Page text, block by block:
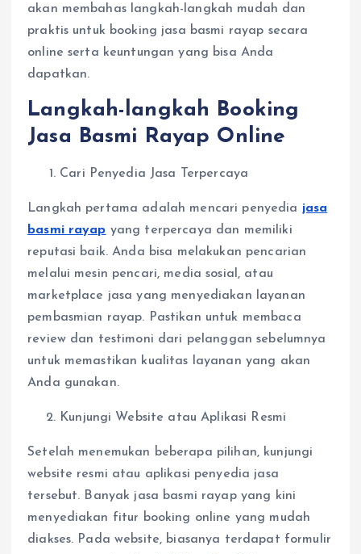
akan membahas langkah-langkah mudah dan
praktis untuk booking jasa basmi rayap secara
online serta keuntungan yang bisa Anda
dapatkan.
Langkah-langkah Booking
Jasa Basmi Rayap Online
Cari Penyedia Jasa Terpercaya
Langkah pertama adalah mencari penyedia jasa
basmi rayap yang terpercaya dan memiliki
reputasi baik. Anda bisa melakukan pencarian
melalui mesin pencari, media sosial, atau
marketplace jasa yang menyediakan layanan
pembasmian rayap. Pastikan untuk membaca
review dan testimoni dari pelanggan sebelumnya
untuk memastikan kualitas layanan yang akan
Anda gunakan.
Kunjungi Website atau Aplikasi Resmi
Setelah menemukan beberapa pilihan, kunjungi
website resmi atau aplikasi penyedia jasa
tersebut. Banyak jasa basmi rayap yang kini
menyediakan fitur booking online yang mudah
diakses. Pada website, biasanya terdapat formulir